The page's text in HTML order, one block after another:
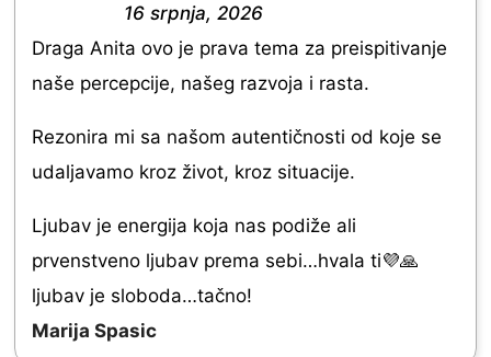
u
t
o
f
t
e
d
.
0
o
u
16 srpnja, 2026
Draga Anita ovo je prava tema za preispitivanje
naše percepcije, našeg razvoja i rasta.
Rezonira mi sa našom autentičnosti od koje se
udaljavamo kroz život, kroz situacije.
Ljubav je energija koja nas podiže ali
prvenstveno ljubav prema sebi…hvala ti💜🙏
ljubav je sloboda…tačno!
Marija Spasic